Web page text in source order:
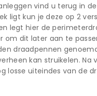
vind u terug in
kun je deze op 2
legt hier de
dit later aan te
draadpennen
kan struikelen.
uiteindes van de